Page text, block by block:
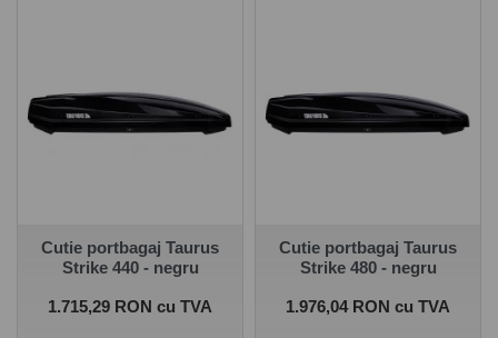
Cutie portbagaj Taurus
Strike 440 - negru
Pret
1.715,29 RON cu TVA
Cutie portbagaj Taurus
Strike 480 - negru
Pret
1.976,04 RON cu TVA